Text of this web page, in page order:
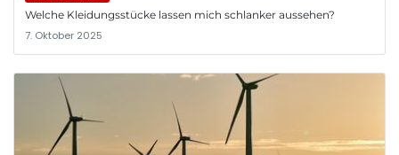
Welche Kleidungsstücke lassen mich schlanker aussehen?
7. Oktober 2025